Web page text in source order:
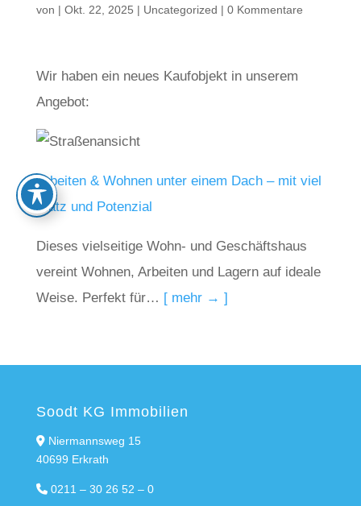
von | Okt. 22, 2025 | Uncategorized | 0 Kommentare
Wir haben ein neues Kaufobjekt in unserem
Angebot:
Arbeiten & Wohnen unter einem Dach – mit viel
Platz und Potenzial
Dieses vielseitige Wohn- und Geschäftshaus
vereint Wohnen, Arbeiten und Lagern auf ideale
Weise. Perfekt für… [ mehr → ]
Soodt KG Immobilien
Niermannsweg 15
40699 Erkrath
0211 – 30 26 52 – 0